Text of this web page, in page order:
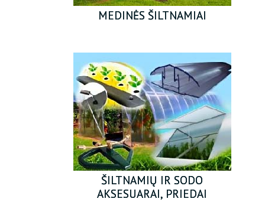
MEDINĖS ŠILTNAMIAI
ŠILTNAMIŲ IR SODO
AKSESUARAI, PRIEDAI